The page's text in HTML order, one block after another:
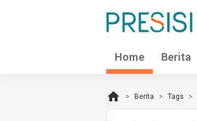
Home Berita
home Berita Tags